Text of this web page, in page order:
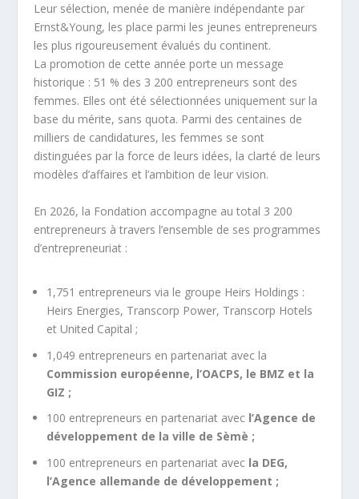
Leur sélection, menée de manière indépendante par
Ernst&Young, les place parmi les jeunes entrepreneurs
les plus rigoureusement évalués du continent.
La promotion de cette année porte un message
historique : 51 % des 3 200 entrepreneurs sont des
femmes. Elles ont été sélectionnées uniquement sur la
base du mérite, sans quota. Parmi des centaines de
milliers de candidatures, les femmes se sont
distinguées par la force de leurs idées, la clarté de leurs
modèles d’affaires et l’ambition de leur vision.
En 2026, la Fondation accompagne au total 3 200
entrepreneurs à travers l’ensemble de ses programmes
d’entrepreneuriat :
1,751 entrepreneurs via le groupe Heirs Holdings :
Heirs Energies, Transcorp Power, Transcorp Hotels
et United Capital ;
1,049 entrepreneurs en partenariat avec la
Commission européenne, l’OACPS, le BMZ et la
GIZ ;
100 entrepreneurs en partenariat avec l’Agence de
développement de la ville de Sèmè ;
100 entrepreneurs en partenariat avec la DEG,
l’Agence allemande de développement ;